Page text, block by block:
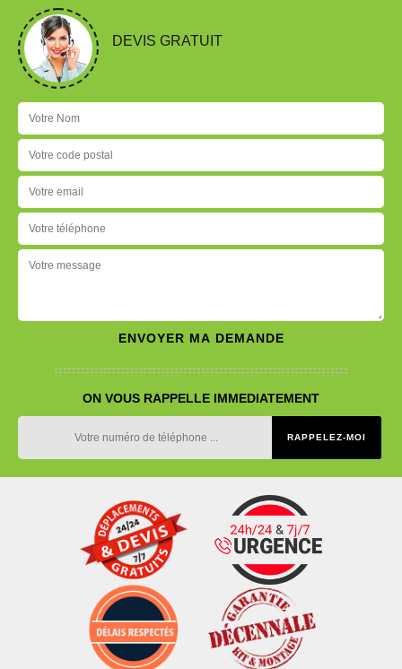
DEVIS GRATUIT
ON VOUS RAPPELLE IMMEDIATEMENT